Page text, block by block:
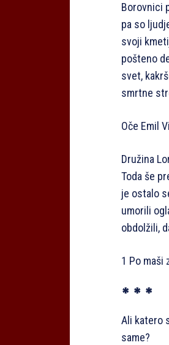
Borovnici
pa so
svoji
pošteno
svet,
smrtne
Oče Emil
Družina
Toda še
je ostalo
umorili
obdolžili,
1 Po maši
* * *
Ali katero
same?